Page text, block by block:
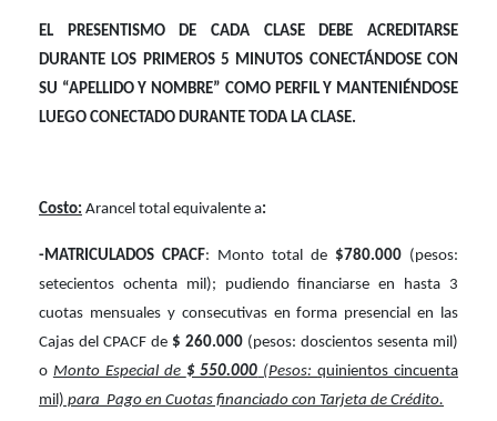
EL PRESENTISMO DE CADA CLASE DEBE ACREDITARSE
DURANTE LOS PRIMEROS 5 MINUTOS CONECTÁNDOSE CON
SU “APELLIDO Y NOMBRE” COMO PERFIL Y MANTENIÉNDOSE
LUEGO CONECTADO DURANTE TODA LA CLASE.
Costo: Arancel total equivalente a:
-MATRICULADOS CPACF: Monto total de $780.000 (pesos:
setecientos ochenta mil); pudiendo financiarse en hasta 3
cuotas mensuales y consecutivas en forma presencial en las
Cajas del CPACF de $ 260.000 (pesos: doscientos sesenta mil)
o Monto Especial de $ 550.000 (Pesos:quinientos cincuenta
mil) para Pago en Cuotas financiado con Tarjeta de Crédito.